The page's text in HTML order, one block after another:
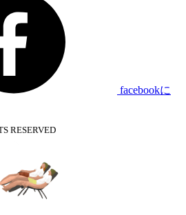
facebookに
RESERVED